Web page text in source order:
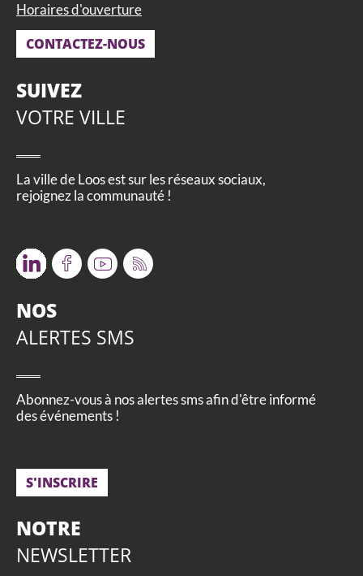
Horaires d'ouverture
CONTACTEZ-NOUS
SUIVEZ
VOTRE VILLE
La ville de Loos est sur les réseaux sociaux,
rejoignez la communauté !
TwitterFacebookYoutube
RSS
NOS
ALERTES SMS
Abonnez-vous à nos alertes sms afin d'être informé
des événements !
S'INSCRIRE
NOTRE
NEWSLETTER